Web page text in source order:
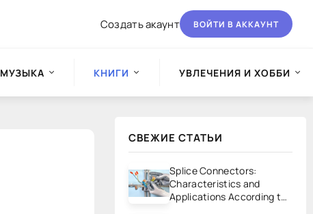
Создать акаунт ВОЙТИ В АККАУНТ
МУЗЫКА КНИГИ УВЛЕЧЕНИЯ И ХОББИ
СВЕЖИЕ СТАТЬИ
Splice Connectors:
Characteristics and
Applications According to